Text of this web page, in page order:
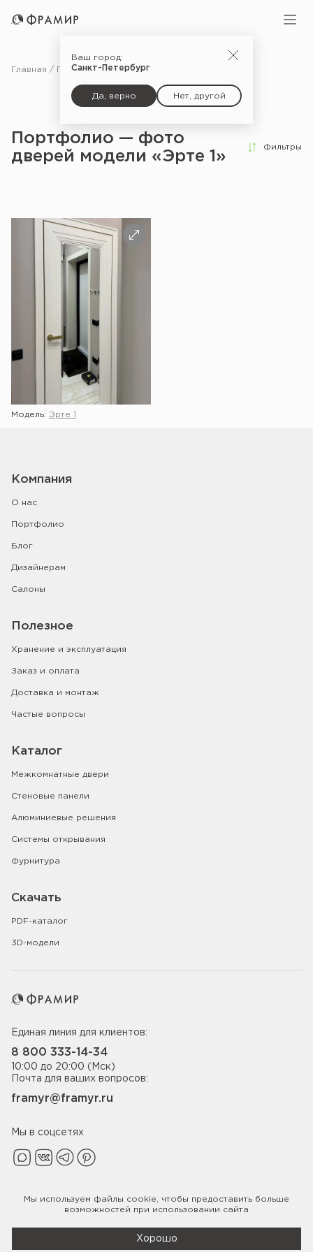
Ваш город:
Санкт-Петербург
Да, верно Нет, другой
Главная Портфолио
Портфолио — фото
дверей модели «Эрте 1»
Фильтры
Модель: Эрте 1
Компания
О нас
Портфолио
Блог
Дизайнерам
Салоны
Полезное
Хранение и эксплуатация
Заказ и оплата
Доставка и монтаж
Частые вопросы
Каталог
Межкомнатные двери
Стеновые панели
Алюминиевые решения
Системы открывания
Фурнитура
Скачать
PDF-каталог
3D-модели
Единая линия для клиентов:
8 800 333-14-34
10:00 до 20:00 (Мск)
Почта для ваших вопросов:
framyr@framyr.ru
Мы в соцсетях
Политика конфиденциальности
Мы используем файлы cookie , чтобы предоставить больше
возможностей при использовании сайта
Хорошо